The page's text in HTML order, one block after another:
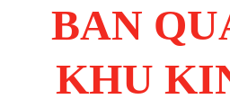
BAN
KHU